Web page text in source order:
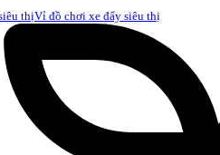
Vỉ đồ chơi xe đẩy siêu thị